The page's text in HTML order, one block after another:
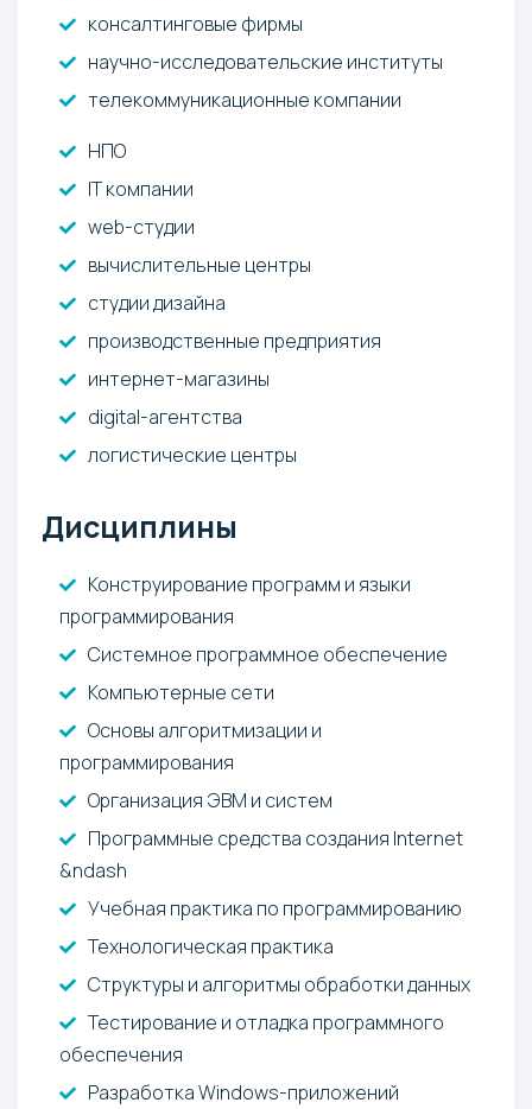
консалтинговые фирмы
научно-исследовательские институты
телекоммуникационные компании
НПО
IT компании
web-студии
вычислительные центры
студии дизайна
производственные предприятия
интернет-магазины
digital-агентства
логистические центры
Дисциплины
Конструирование программ и языки
программирования
Системное программное обеспечение
Компьютерные сети
Основы алгоритмизации и
программирования
Организация ЭВМ и систем
Программные средства создания Internet
&ndash
Учебная практика по программированию
Технологическая практика
Структуры и алгоритмы обработки данных
Тестирование и отладка программного
обеспечения
Разработка Windows-приложений